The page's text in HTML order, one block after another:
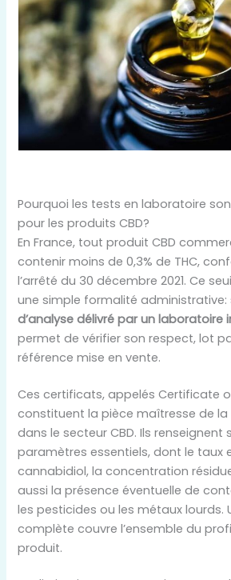
Pourquoi les tests en laboratoire
pour les produits CBD?
En France, tout produit CBD
contenir moins de 0,3% de THC,
l’arrêté du 30 décembre 2021. Ce
une simple formalité
d’analyse délivré par un laboratoire
permet de vérifier son respect, lot
référence mise en vente.
Ces certificats, appelés Certificate
constituent la pièce maîtresse de
dans le secteur CBD. Ils renseignent
paramètres essentiels, dont le taux
cannabidiol, la concentration
aussi la présence éventuelle de
les pesticides ou les métaux lourds.
complète couvre l’ensemble du
produit.